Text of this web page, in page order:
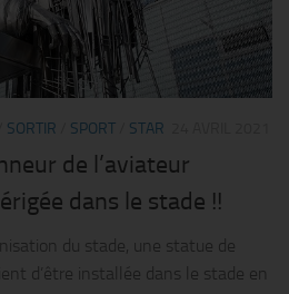
SORTIR SPORT STAR
de l’aviateur
dans le stade !!
du stade, une statue de
d’être installée dans le stade en